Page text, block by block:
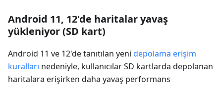
Android 11, 12'de haritalar yavaş
yükleniyor (SD kart)
Android 11 ve 12'de tanıtılan yeni depolama erişim
kuralları nedeniyle, kullanıcılar SD kartlarda depolanan
haritalara erişirken daha yavaş performans